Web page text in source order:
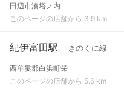
田辺市湊塔ノ内
このページの店舗から 3.9 km
紀伊富田駅 きのくに線
西牟婁郡白浜町栄
このページの店舗から 5.6 km